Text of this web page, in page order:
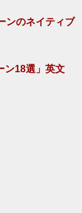
ンのネイティブ
ン18選」英文